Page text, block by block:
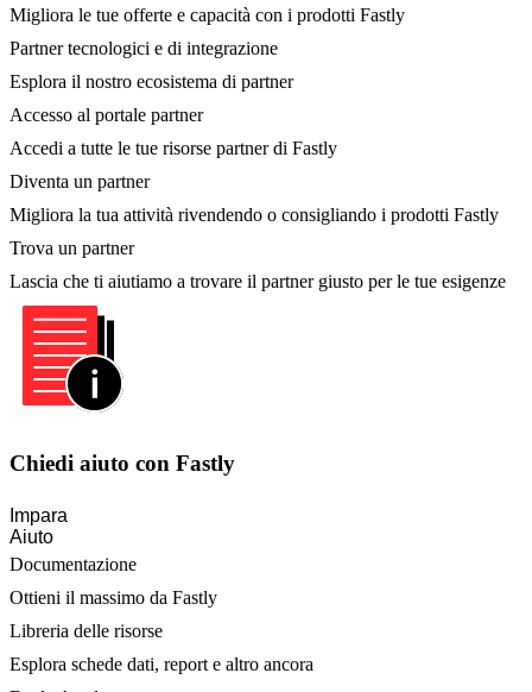
Migliora le tue offerte e capacità con i prodotti Fastly
Partner tecnologici e di integrazione
Esplora il nostro ecosistema di partner
Accesso al portale partner
Accedi a tutte le tue risorse partner di Fastly
Diventa un partner
Migliora la tua attività rivendendo o consigliando i prodotti Fastly
Trova un partner
Lascia che ti aiutiamo a trovare il partner giusto per le tue esigenze
Chiedi aiuto con Fastly
Impara
Aiuto
Documentazione
Ottieni il massimo da Fastly
Libreria delle risorse
Esplora schede dati, report e altro ancora